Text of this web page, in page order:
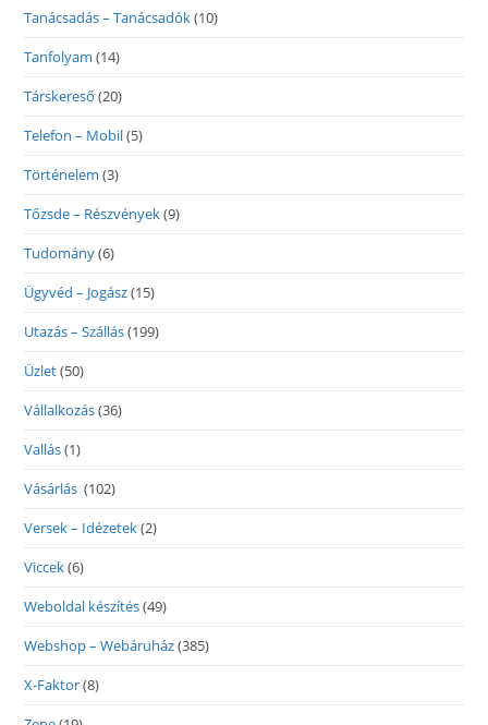
Tanácsadás – Tanácsadók(10)
Tanfolyam (14)
Társkereső (20)
Telefon – Mobil(5)
Történelem (3)
Tőzsde – Részvények(9)
Tudomány(6)
Ügyvéd – Jogász(15)
Utazás – Szállás(199)
Üzlet(50)
Vállalkozás(36)
Vallás(1)
Vásárlás (102)
Versek – Idézetek(2)
Viccek(6)
Weboldal készítés(49)
Webshop – Webáruház(385)
X-Faktor(8)